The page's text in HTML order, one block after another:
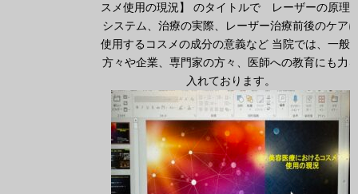
スメ使用の現況】 のタイトルで レーザーの原理
システム、治療の実際、レーザー治療前後のケア
使用するコスメの成分の意義など 当院では、一般
方々や企業、専門家の方々、医師への教育にも力
入れております。